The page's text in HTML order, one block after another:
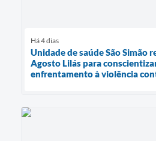
Há 4 dias
Unidade de saúde São Simão
Agosto Lilás para
enfrentamento à violência